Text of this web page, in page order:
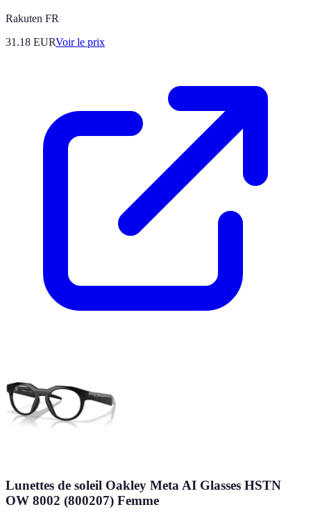
Rakuten FR
31.18 EURVoir le prix
Lunettes de soleil Oakley Meta AI Glasses HSTN
OW 8002 (800207) Femme